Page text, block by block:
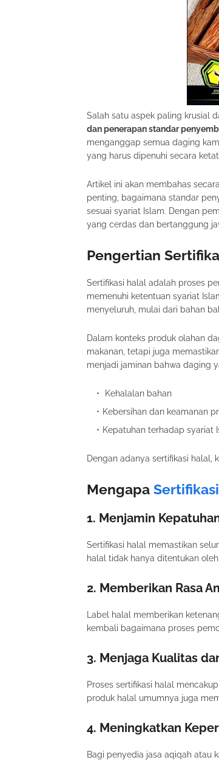
Salah satu aspek paling krusial
dan penerapan standar
menganggap semua daging
yang harus dipenuhi secara
Artikel ini akan membahas
penting, bagaimana standar
sesuai syariat Islam. Dengan
yang cerdas dan bertanggung
Pengertian
Sertifikasi halal adalah proses
memenuhi ketentuan syariat
menyeluruh, mulai dari bahan
Dalam konteks produk olahan
makanan, tetapi juga
menjadi jaminan bahwa daging
Kehalalan bahan
Kebersihan dan keamanan
Kepatuhan terhadap syariat
Dengan adanya sertifikasi halal,
Mengapa
1. Menjamin
Sertifikasi halal memastikan
halal tidak hanya ditentukan
2. Memberikan Rasa
Label halal memberikan
kembali bagaimana proses
3. Menjaga Kualitas
Proses sertifikasi halal
produk halal umumnya juga
4. Meningkatkan
Bagi penyedia jasa aqiqah atau